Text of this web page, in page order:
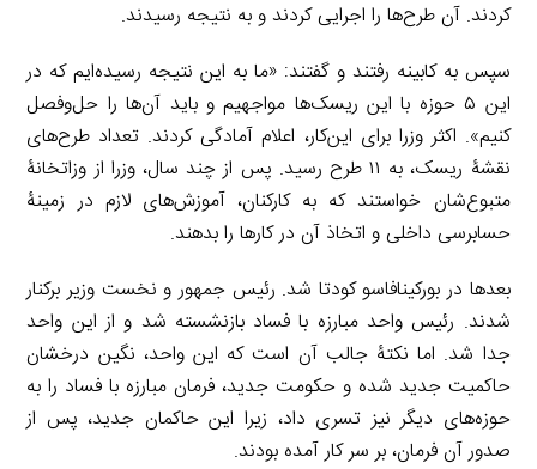
کردند. آن طرح‌ها را اجرایی کردند و به نتیجه رسیدند.
سپس به کابینه رفتند و گفتند: «ما به این نتیجه رسیده‌ایم که در
این ۵ حوزه با این ریسک‌ها مواجهیم و باید آن‌ها را حل‌وفصل
کنیم». اکثر وزرا برای این‌کار، اعلام آمادگی کردند. تعداد طرح‌های
نقشۀ ریسک، به ۱۱ طرح رسید. پس از چند سال، وزرا از وزاتخانۀ
متبوع‌شان خواستند که به کارکنان، آموزش‌های لازم در زمینۀ
حسابرسی داخلی و اتخاذ آن در کارها را بدهند.
بعدها در بورکینافاسو کودتا شد. رئیس جمهور و نخست وزیر برکنار
شدند. رئیس واحد مبارزه با فساد بازنشسته شد و از این واحد
جدا شد. اما نکتۀ جالب آن است که این واحد، نگین درخشان
حاکمیت جدید شده و حکومت جدید، فرمان مبارزه با فساد را به
حوزه‌های دیگر نیز تسری داد، زیرا این حاکمان جدید، پس از
صدور آن فرمان، بر سر کار آمده بودند.